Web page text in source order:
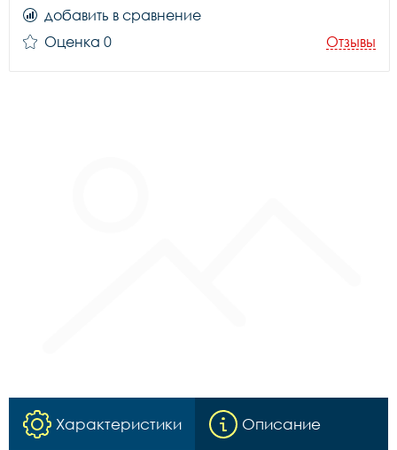
добавить в сравнение
Оценка 0
Отзывы
Характеристики Описание